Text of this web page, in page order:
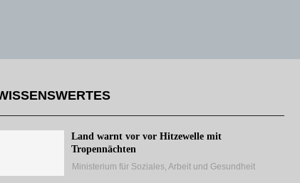
Land warnt vor vor Hitzewelle mit
Tropennächten
Ministerium für Soziales, Arbeit und Gesundheit